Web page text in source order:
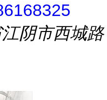
阴市西城路